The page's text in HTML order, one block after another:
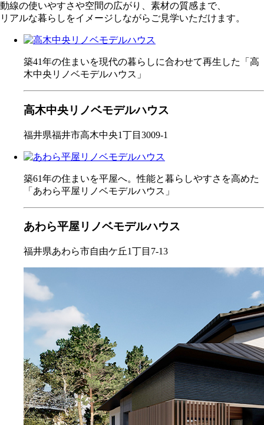
動線の使いやすさや空間の広がり、素材の質感まで、
リアルな暮らしをイメージしながらご見学いただけます。
築41年の住まいを現代の暮らしに合わせて再生した「高
木中央リノベモデルハウス」
高木中央リノベモデルハウス
福井県福井市高木中央1丁目3009-1
築61年の住まいを平屋へ。性能と暮らしやすさを高めた
「あわら平屋リノベモデルハウス」
あわら平屋リノベモデルハウス
福井県あわら市自由ケ丘1丁目7-13